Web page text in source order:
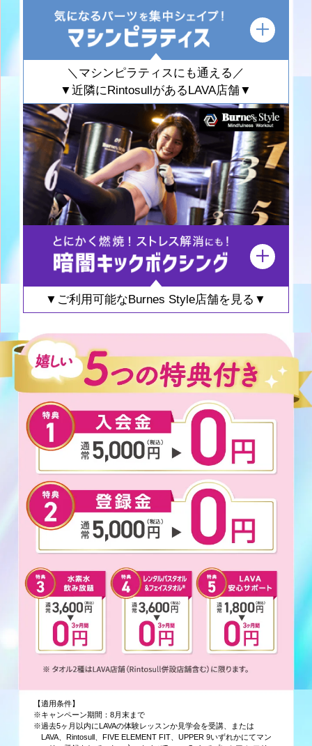
＼マシンピラティスにも通える／
▼近隣にRintosullがあるLAVA店舗▼
▼ご利用可能なBurnes Style店舗を見る▼
【適用条件】
※キャンペーン期間：8月末まで
※過去5ヶ月以内にLAVAの体験レッスンか見学会を受講、または
LAVA、Rintosull、FIVE ELEMENT FIT、UPPER 9いずれかにてマン